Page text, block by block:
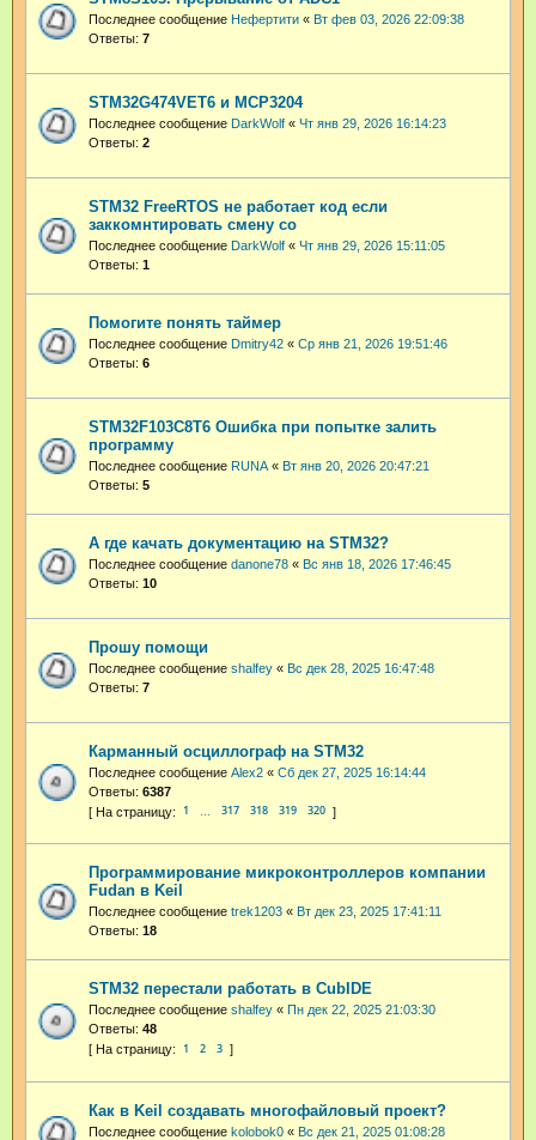
Последнее сообщение Нефертити « Вт фев 03, 2026 22:09:38
Ответы: 7
STM32G474VET6 и MCP3204
Последнее сообщение DarkWolf « Чт янв 29, 2026 16:14:23
Ответы: 2
STM32 FreeRTOS не работает код если
заккомнтировать смену со
Последнее сообщение DarkWolf « Чт янв 29, 2026 15:11:05
Ответы: 1
Помогите понять таймер
Последнее сообщение Dmitry42 « Ср янв 21, 2026 19:51:46
Ответы: 6
STM32F103C8T6 Ошибка при попытке залить
программу
Последнее сообщение RUNA « Вт янв 20, 2026 20:47:21
Ответы: 5
А где качать документацию на STM32?
Последнее сообщение danone78 « Вс янв 18, 2026 17:46:45
Ответы: 10
Прошу помощи
Последнее сообщение shalfey « Вс дек 28, 2025 16:47:48
Ответы: 7
Карманный осциллограф на STM32
Последнее сообщение Alex2 « Сб дек 27, 2025 16:14:44
Ответы: 6387
1 317 318 319 320
Программирование микроконтроллеров компании
Fudan в Keil
Последнее сообщение trek1203 « Вт дек 23, 2025 17:41:11
Ответы: 18
STM32 перестали работать в CubIDE
Последнее сообщение shalfey « Пн дек 22, 2025 21:03:30
Ответы: 48
1 2 3
Как в Keil создавать многофайловый проект?
Последнее сообщение kolobok0 « Вс дек 21, 2025 01:08:28